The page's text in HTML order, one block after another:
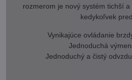
rozmerom je nový systém tichší
kedykoľvek
Vynikajúce ovládanie
Jednoduchá
Jednoduchý a čistý